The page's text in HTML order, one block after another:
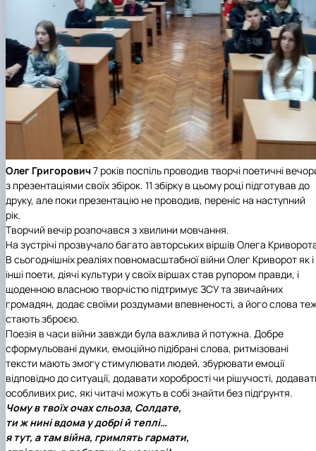
Олег Григорович 7 років поспіль проводив творчі поетичні
з презентаціями своїх збірок. 11 збірку в цьому році підготував до
друку, але поки презентацію не проводив, переніс на наступний
рік.
Творчий вечір розпочався з хвилини мовчання.
На зустрічі прозвучало багато авторських віршів Олега
В сьогоднішніх реаліях повномасштабної війни Олег Криворот як і
інші поети, діячі культури у своїх віршах став рупором правди, і
щоденною власною творчістю підтримує ЗСУ та звичайних
громадян, додає своїми роздумами впевненості, а його слова
стають зброєю.
Поезія в часи війни завжди була важлива й потужна. Добре
сформульовані думки, емоційно підібрані слова, ритмізовані
тексти мають змогу стимулювати людей, збурювати емоції
відповідно до ситуації, додавати хоробрості чи рішучості,
особливих рис, які читачі можуть в собі знайти без підґрунтя.
Чому в твоїх очах сльоза, Солдате,
ти ж нині вдома у добрі й теплі…
я тут, а там війна, гримлять гармати,